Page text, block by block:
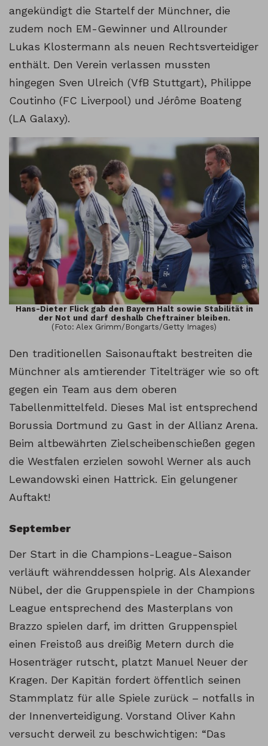
angekündigt die Startelf der Münchner, die
zudem noch EM-Gewinner und Allrounder
Lukas Klostermann als neuen Rechtsverteidiger
enthält. Den Verein verlassen mussten
hingegen Sven Ulreich (VfB Stuttgart), Philippe
Coutinho (FC Liverpool) und Jérôme Boateng
(LA Galaxy).
Hans-Dieter Flick gab den Bayern Halt sowie Stabilität in
der Not und darf deshalb Cheftrainer bleiben.
(Foto: Alex Grimm/Bongarts/Getty Images)
Den traditionellen Saisonauftakt bestreiten die
Münchner als amtierender Titelträger wie so oft
gegen ein Team aus dem oberen
Tabellenmittelfeld. Dieses Mal ist entsprechend
Borussia Dortmund zu Gast in der Allianz Arena.
Beim altbewährten Zielscheibenschießen gegen
die Westfalen erzielen sowohl Werner als auch
Lewandowski einen Hattrick. Ein gelungener
Auftakt!
September
Der Start in die Champions-League-Saison
verläuft währenddessen holprig. Als Alexander
Nübel, der die Gruppenspiele in der Champions
League entsprechend des Masterplans von
Brazzo spielen darf, im dritten Gruppenspiel
einen Freistoß aus dreißig Metern durch die
Hosenträger rutscht, platzt Manuel Neuer der
Kragen. Der Kapitän fordert öffentlich seinen
Stammplatz für alle Spiele zurück – notfalls in
der Innenverteidigung. Vorstand Oliver Kahn
versucht derweil zu beschwichtigen: “Das